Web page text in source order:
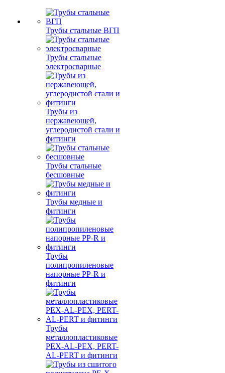
Трубы стальные ВГП
Трубы стальные
электросварные
Трубы из
нержавеющей,
углеродистой стали и
фитинги
Трубы стальные
бесшовные
Трубы медные и
фитинги
Трубы
полипропиленовые
напорные PP-R и
фитинги
Трубы
металлопластиковые
PEX-AL-PEX, PERT-
AL-PERT и фитинги